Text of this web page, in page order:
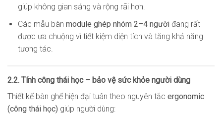
giúp không gian sáng và rộng rãi hơn.
Các mẫu bàn module ghép nhóm 2–4 ngườiđang rất
được ưa chuộng vì tiết kiệm diện tích và tăng khả năng
tương tác.
2.2. Tính công thái học – bảo vệ sức khỏe người dùng
Thiết kế bàn ghế hiện đại tuân theo nguyên tắc ergonomic
(công thái học) giúp người dùng: